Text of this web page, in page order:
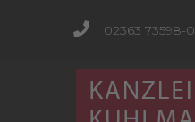
02363 73598-0